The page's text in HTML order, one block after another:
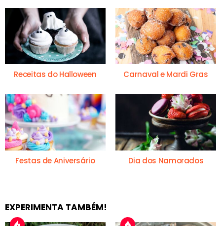
Receitas do Halloween Carnaval e Mardi Gras
Festas de Aniversário Dia dos Namorados
EXPERIMENTA TAMBÉM!